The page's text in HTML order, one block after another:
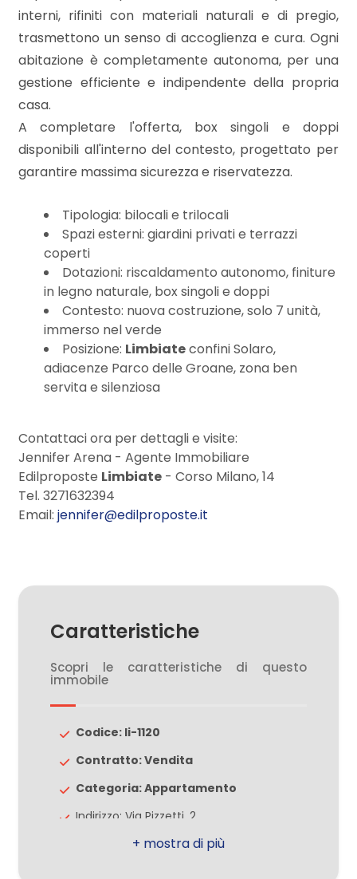
interni, rifiniti con materiali naturali e di pregio,
trasmettono un senso di accoglienza e cura. Ogni
abitazione è completamente autonoma, per una
gestione efficiente e indipendente della propria
casa.
A completare l'offerta, box singoli e doppi
disponibili all'interno del contesto, progettato per
garantire massima sicurezza e riservatezza.
Tipologia: bilocali e trilocali
Spazi esterni: giardini privati e terrazzi
coperti
Dotazioni: riscaldamento autonomo, finiture
in legno naturale, box singoli e doppi
Contesto: nuova costruzione, solo 7 unità,
immerso nel verde
Posizione: Limbiateconfini Solaro,
adiacenze Parco delle Groane, zona ben
servita e silenziosa
Contattaci ora per dettagli e visite:
Jennifer Arena - Agente Immobiliare
Edilproposte Limbiate - Corso Milano, 14
Tel. 3271632394
Email:jennifer@edilproposte.it
Caratteristiche
Scopri le caratteristiche di questo
immobile
Codice: li-1120
Contratto: Vendita
Categoria: Appartamento
Indirizzo: Via Pizzetti, 2
CAP: 20812
Bagni
minimi
5+
Qualsiasi
1